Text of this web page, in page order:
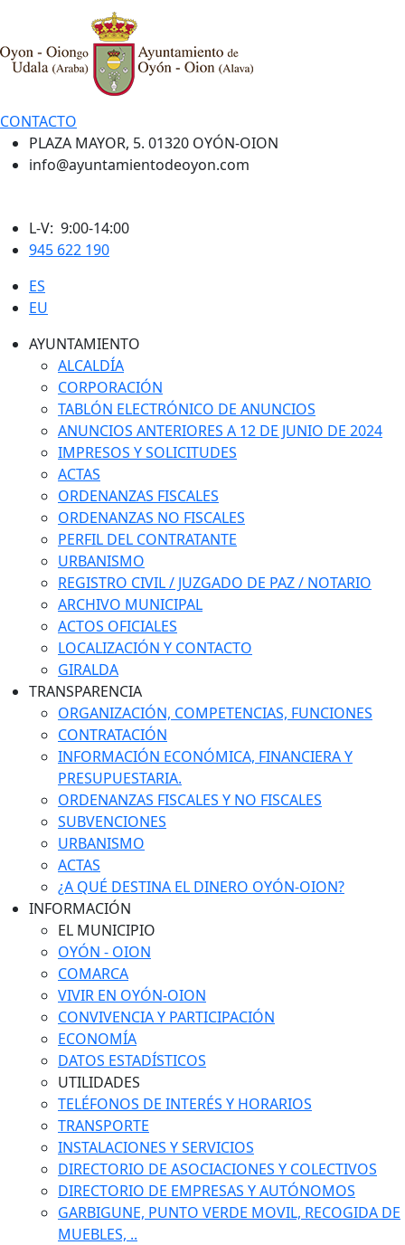
CONTACTO
PLAZA MAYOR, 5. 01320 OYÓN-OION
info@ayuntamientodeoyon.com
L-V: 9:00-14:00
945 622 190
ES
EU
AYUNTAMIENTO
ALCALDÍA
CORPORACIÓN
TABLÓN ELECTRÓNICO DE ANUNCIOS
ANUNCIOS ANTERIORES A 12 DE JUNIO DE 2024
IMPRESOS Y SOLICITUDES
ACTAS
ORDENANZAS FISCALES
ORDENANZAS NO FISCALES
PERFIL DEL CONTRATANTE
URBANISMO
REGISTRO CIVIL / JUZGADO DE PAZ / NOTARIO
ARCHIVO MUNICIPAL
ACTOS OFICIALES
LOCALIZACIÓN Y CONTACTO
GIRALDA
TRANSPARENCIA
ORGANIZACIÓN, COMPETENCIAS, FUNCIONES
CONTRATACIÓN
INFORMACIÓN ECONÓMICA, FINANCIERA Y
PRESUPUESTARIA.
ORDENANZAS FISCALES Y NO FISCALES
SUBVENCIONES
URBANISMO
ACTAS
¿A QUÉ DESTINA EL DINERO OYÓN-OION?
INFORMACIÓN
EL MUNICIPIO
OYÓN - OION
COMARCA
VIVIR EN OYÓN-OION
CONVIVENCIA Y PARTICIPACIÓN
ECONOMÍA
DATOS ESTADÍSTICOS
UTILIDADES
TELÉFONOS DE INTERÉS Y HORARIOS
TRANSPORTE
INSTALACIONES Y SERVICIOS
DIRECTORIO DE ASOCIACIONES Y COLECTIVOS
DIRECTORIO DE EMPRESAS Y AUTÓNOMOS
GARBIGUNE, PUNTO VERDE MOVIL, RECOGIDA DE
MUEBLES, ..